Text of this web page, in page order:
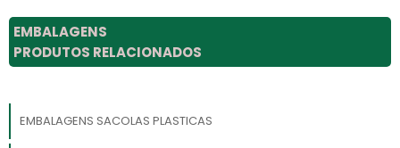
EMBALAGENS
PRODUTOS RELACIONADOS
EMBALAGENS SACOLAS PLASTICAS